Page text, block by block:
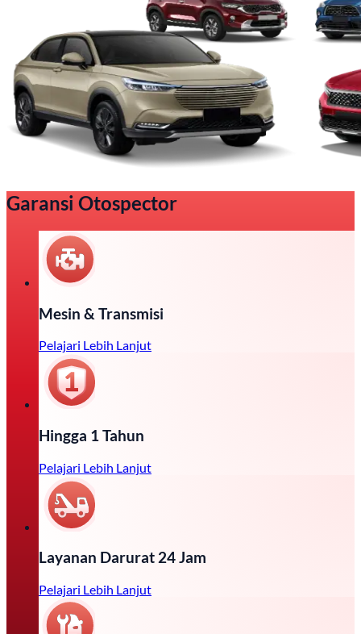
Garansi Otospector
Mesin & Transmisi
Pelajari Lebih Lanjut
Hingga 1 Tahun
Pelajari Lebih Lanjut
Layanan Darurat 24 Jam
Pelajari Lebih Lanjut